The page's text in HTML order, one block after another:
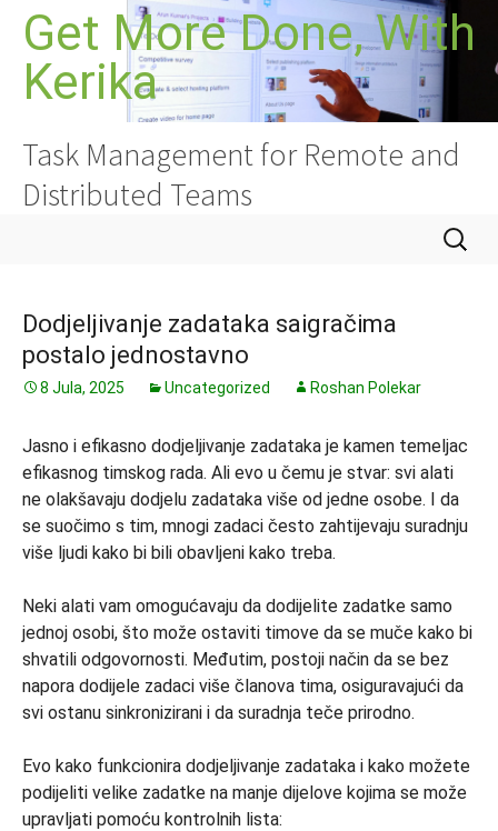
sadržaj
Get More Done, With
Kerika
Task Management for Remote and
Distributed Teams
Dodjeljivanje zadataka saigračima
postalo jednostavno
8 Jula, 2025 Uncategorized Roshan Polekar
Jasno i efikasno dodjeljivanje zadataka je kamen temeljac
efikasnog timskog rada. Ali evo u čemu je stvar: svi alati
ne olakšavaju dodjelu zadataka više od jedne osobe. I da
se suočimo s tim, mnogi zadaci često zahtijevaju suradnju
više ljudi kako bi bili obavljeni kako treba.
Neki alati vam omogućavaju da dodijelite zadatke samo
jednoj osobi, što može ostaviti timove da se muče kako bi
shvatili odgovornosti. Međutim, postoji način da se bez
napora dodijele zadaci više članova tima, osiguravajući da
svi ostanu sinkronizirani i da suradnja teče prirodno.
Evo kako funkcionira dodjeljivanje zadataka i kako možete
podijeliti velike zadatke na manje dijelove kojima se može
upravljati pomoću kontrolnih lista: